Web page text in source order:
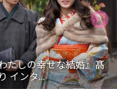
たしの幸せな結婚』髙
インタ...